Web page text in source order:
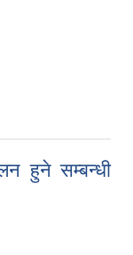
हुने सम्बन्धी